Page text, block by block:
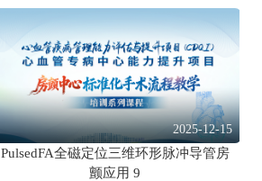
2025-12-15
PulsedFA全磁定位三维环形脉冲导管房
颤应用 9